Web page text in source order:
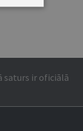
saturs ir oficiālā